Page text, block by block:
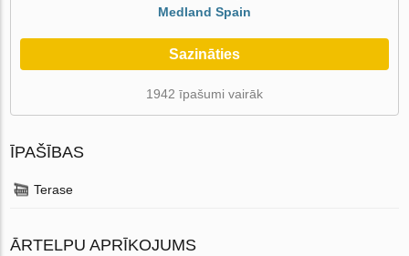
Medland Spain
Sazināties
1942 īpašumi vairāk
ĪPAŠĪBAS
Terase
ĀRTELPU APRĪKOJUMS